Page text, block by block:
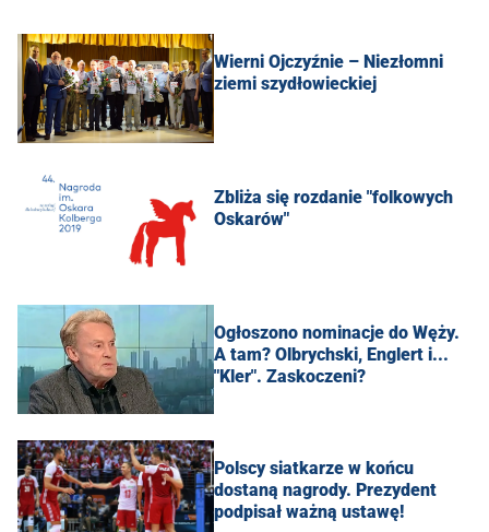
Wierni Ojczyźnie – Niezłomni
ziemi szydłowieckiej
Zbliża się rozdanie "folkowych
Oskarów"
Ogłoszono nominacje do Węży.
A tam? Olbrychski, Englert i...
"Kler". Zaskoczeni?
Polscy siatkarze w końcu
dostaną nagrody. Prezydent
podpisał ważną ustawę!